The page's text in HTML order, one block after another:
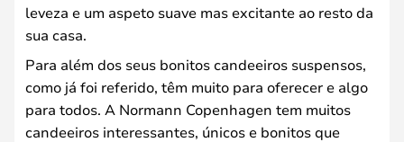
leveza e um aspeto suave mas excitante ao resto da
sua casa.
Para além dos seus bonitos candeeiros suspensos,
como já foi referido, têm muito para oferecer e algo
para todos. A Normann Copenhagen tem muitos
candeeiros interessantes, únicos e bonitos que